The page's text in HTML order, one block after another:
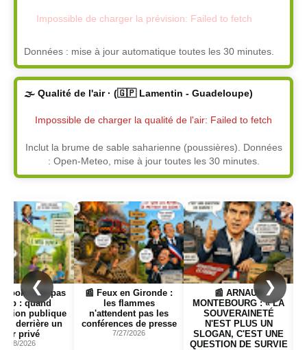
Impossible de charger la prévision: Failed to fetch
Données : mise à jour automatique toutes les 30 minutes.
🌫️ Qualité de l'air · (🇬🇵 Lamentin - Guadeloupe)
Impossible de charger la qualité de l'air: Failed to fetch
Inclut la brume de sable saharienne (poussières). Données
: Open-Meteo, mise à jour toutes les 30 minutes.
❮
📰 Feux en Gironde :
les flammes
n'attendent pas les
conférences de presse
7/27/2026
Page
📰 ARNAUD
MONTEBOURG : « LA
SOUVERAINETÉ
N'EST PLUS UN
SLOGAN, C'EST UNE
QUESTION DE SURVIE
Page
📰 Les incendies
Gironde : une
que la Guadeloupe
peut plus ignorer
7/25/2026
❯